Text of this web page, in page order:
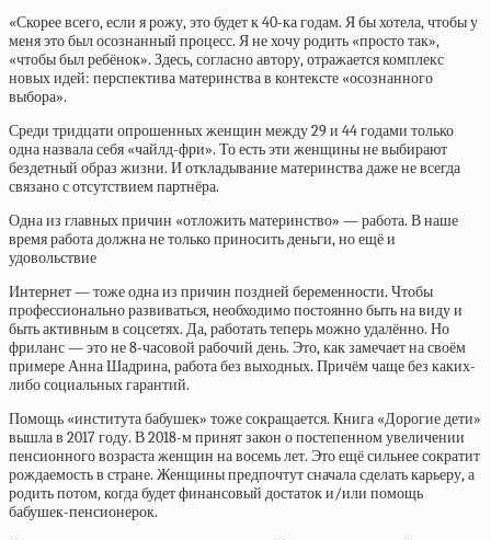
«Скорее всего, если я рожу, это будет к 40-ка годам. Я бы хотела, чтобы у
меня это был осознанный процесс. Я не хочу родить «просто так»,
«чтобы был ребёнок». Здесь, согласно автору, отражается комплекс
новых идей: перспектива материнства в контексте «осознанного
выбора».
Среди тридцати опрошенных женщин между 29 и 44 годами только
одна назвала себя «чайлд-фри». То есть эти женщины не выбирают
бездетный образ жизни. И откладывание материнства даже не всегда
связано с отсутствием партнёра.
Одна из главных причин «отложить материнство» — работа. В наше
время работа должна не только приносить деньги, но ещё и
удовольствие
Интернет — тоже одна из причин поздней беременности. Чтобы
профессионально развиваться, необходимо постоянно быть на виду и
быть активным в соцсетях. Да, работать теперь можно удалённо. Но
фриланс — это не 8-часовой рабочий день. Это, как замечает на своём
примере Анна Шадрина, работа без выходных. Причём чаще без каких-
либо социальных гарантий.
Помощь «института бабушек» тоже сокращается. Книга «Дорогие дети»
вышла в 2017 году. В 2018-м принят закон о постепенном увеличении
пенсионного возраста женщин на восемь лет. Это ещё сильнее сократит
рождаемость в стране. Женщины предпочтут сначала сделать карьеру, а
родить потом, когда будет финансовый достаток и/или помощь
бабушек-пенсионерок.